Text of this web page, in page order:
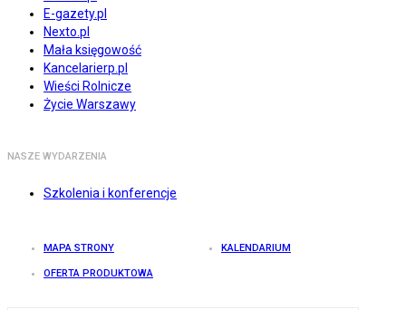
E-gazety.pl
Nexto.pl
Mała księgowość
Kancelarierp.pl
Wieści Rolnicze
Życie Warszawy
NASZE WYDARZENIA
Szkolenia i konferencje
MAPA STRONY KALENDARIUM
OFERTA PRODUKTOWA